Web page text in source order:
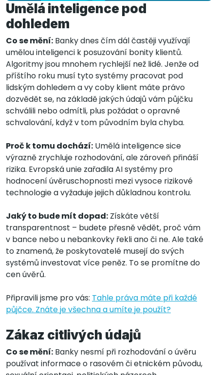
Umělá inteligence pod
dohledem
Co se mění: Banky dnes čím dál častěji využívají
umělou inteligenci k posuzování bonity klientů.
Algoritmy jsou mnohem rychlejší než lidé. Jenže od
příštího roku musí tyto systémy pracovat pod
lidským dohledem a vy coby klient máte právo
dozvědět se, na základě jakých údajů vám půjčku
schválili nebo odmítli, plus požádat o opravné
schvalování, když v tom původním byla chyba.
Proč k tomu dochází: Umělá inteligence sice
výrazně zrychluje rozhodování, ale zároveň přináší
rizika. Evropská unie zařadila AI systémy pro
hodnocení úvěruschopnosti mezi vysoce rizikové
technologie a vyžaduje jejich důkladnou kontrolu.
Jaký to bude mít dopad: Získáte větší
transparentnost – budete přesně vědět, proč vám
v bance nebo u nebankovky řekli ano či ne. Ale také
to znamená, že poskytovatelé musejí do svých
systémů investovat více peněz. To se promítne do
cen úvěrů.
Připravili jsme pro vás: Tahle práva máte při každé
půjčce. Znáte je všechna a umíte je použít?
Zákaz citlivých údajů
Co se mění: Banky nesmí při rozhodování o úvěru
používat informace o rasovém či etnickém původu,